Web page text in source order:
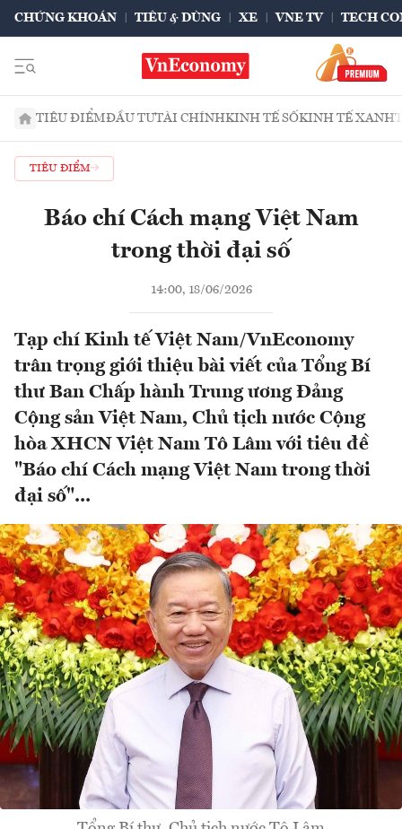
CHỨNG KHOÁN TIÊU & DÙNG XE VNE TV TECH
TIÊU ĐIỂMĐẦU TƯTÀI CHÍNHKINH TẾ SỐKINH TẾ XANH
TIÊU ĐIỂM
Báo chí Cách mạng Việt Nam
trong thời đại số
14:00, 18/06/2026
Tạp chí Kinh tế Việt Nam/VnEconomy
trân trọng giới thiệu bài viết của Tổng Bí
thư Ban Chấp hành Trung ương Đảng
Cộng sản Việt Nam, Chủ tịch nước Cộng
hòa XHCN Việt Nam Tô Lâm với tiêu đề
"Báo chí Cách mạng Việt Nam trong thời
đại số"...